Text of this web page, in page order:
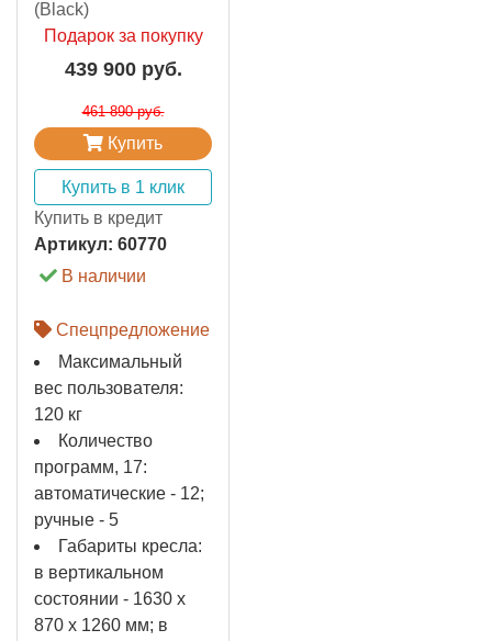
Подарок за покупку
439 900 руб.
461 890 руб.
Купить
Купить в 1 клик
Купить в кредит
Артикул: 60770
В наличии
Спецпредложение
Максимальный
вес пользователя:
120 кг
Количество
программ, 17:
автоматические - 12;
ручные - 5
Габариты кресла:
в вертикальном
состоянии - 1630 х
870 х 1260 мм; в